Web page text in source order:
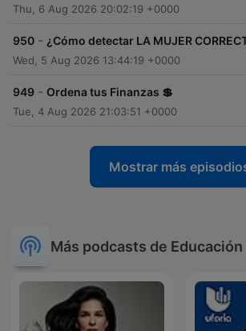
Thu, 6 Aug 2026 20:02:19 +0000
950 - ¿Cómo detectar LA MUJER
Wed, 5 Aug 2026 13:44:19 +0000
949 - Ordena tus Finanzas 💲
Tue, 4 Aug 2026 21:03:51 +0000
Mostrar más
Más podcasts de Educación